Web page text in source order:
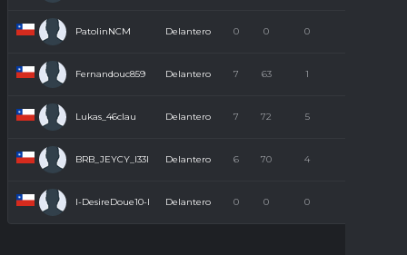
PatolinNCM Delantero 0 0 0
Fernandouc859 Delantero 7 63 1
Lukas_46clau Delantero 7 72 5
BRB_JEYCY_l33l Delantero 6 70 4
I-DesireDoue10-l Delantero 0 0 0